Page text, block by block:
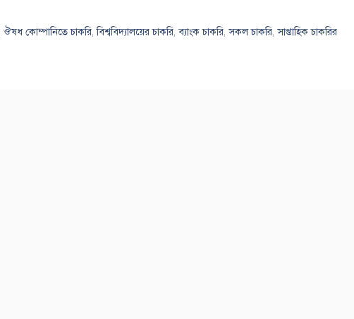
ঔষধ কোম্পানিতে চাকরি,বিশ্ববিদ্যালয়ের চাকরি,ব্যাংক চাকরি,সকল চাকরি,সাপ্তাহিক চাকরির